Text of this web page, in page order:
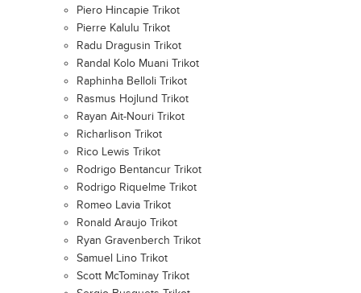
Piero Hincapie Trikot
Pierre Kalulu Trikot
Radu Dragusin Trikot
Randal Kolo Muani Trikot
Raphinha Belloli Trikot
Rasmus Hojlund Trikot
Rayan Ait-Nouri Trikot
Richarlison Trikot
Rico Lewis Trikot
Rodrigo Bentancur Trikot
Rodrigo Riquelme Trikot
Romeo Lavia Trikot
Ronald Araujo Trikot
Ryan Gravenberch Trikot
Samuel Lino Trikot
Scott McTominay Trikot